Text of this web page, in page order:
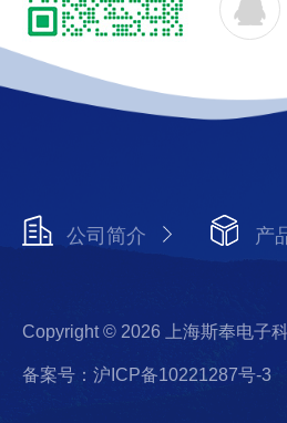
公司简介 产
Copyright © 2026 上海斯奉电子
备案号：沪ICP备10221287号-3